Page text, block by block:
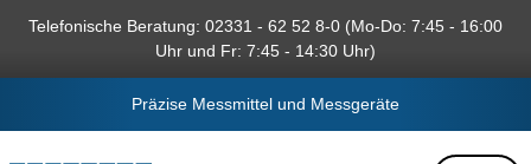
springen
Telefonische Beratung: 02331 - 62 52 8-0 (Mo-Do: 7:45 - 16:00
Uhr und Fr: 7:45 - 14:30 Uhr)
Präzise Messmittel und Messgeräte